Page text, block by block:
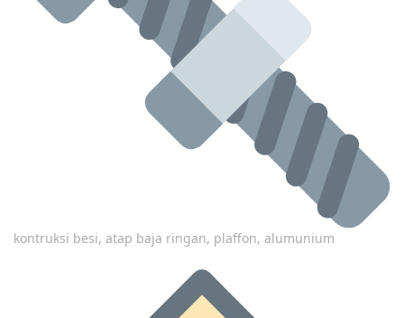
kontruksi besi, atap baja ringan, plaffon, alumunium